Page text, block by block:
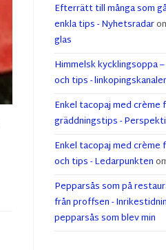
Efterrätt till många som
enkla tips - Nyhetsradar
glas
Himmelsk kycklingsoppa
och tips -
Enkel tacopaj med crème
gräddningstips -
Enkel tacopaj med
och tips - Ledarpunkten
Pepparsås som på
från proffsen -
pepparsås som blev min